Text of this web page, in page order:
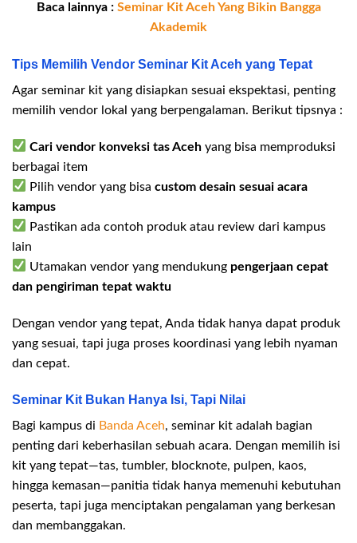
Baca lainnya : Seminar Kit Aceh Yang Bikin Bangga
Akademik
Tips Memilih Vendor Seminar Kit Aceh yang Tepat
Agar seminar kit yang disiapkan sesuai ekspektasi, penting
memilih vendor lokal yang berpengalaman. Berikut tipsnya :
Cari vendor konveksi tas Aceh yang bisa memproduksi
berbagai item
Pilih vendor yang bisacustom desain sesuai acara
kampus
Pastikan ada contoh produk atau review dari kampus
lain
Utamakan vendor yang mendukung pengerjaan cepat
dan pengiriman tepat waktu
Dengan vendor yang tepat, Anda tidak hanya dapat produk
yang sesuai, tapi juga proses koordinasi yang lebih nyaman
dan cepat.
Seminar Kit Bukan Hanya Isi, Tapi Nilai
Bagi kampus di Banda Aceh, seminar kit adalah bagian
penting dari keberhasilan sebuah acara. Dengan memilih isi
kit yang tepat—tas, tumbler, blocknote, pulpen, kaos,
hingga kemasan—panitia tidak hanya memenuhi kebutuhan
peserta, tapi juga menciptakan pengalaman yang berkesan
dan membanggakan.